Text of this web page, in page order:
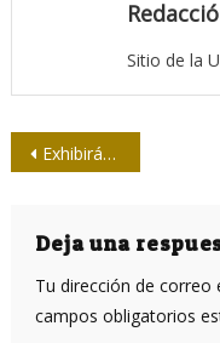
Sitio de la
Navegación
entradas
Exhibirán “Despedida”, muestra fotográfica sobre el Tributo a Fidel
Deja una
Tu dirección de correo
campos obligatorios